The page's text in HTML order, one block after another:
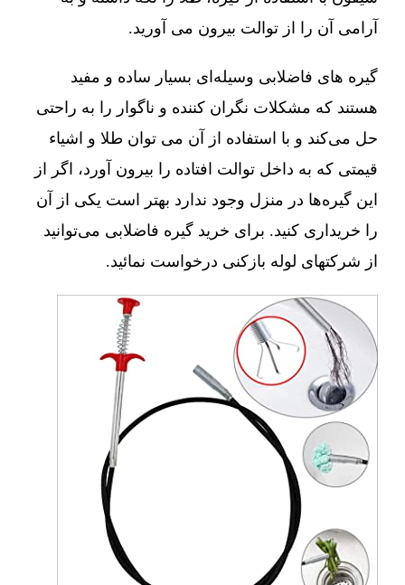
آرامی آن را از توالت بیرون می آورید.
گیره های فاضلابی وسیله‌ای بسیار ساده و مفید
هستند که مشکلات نگران کننده و ناگوار را به راحتی
حل می‌کند و با استفاده از آن می توان طلا و اشیاء
قیمتی که به داخل توالت افتاده را بیرون آورد، اگر از
این گیره‌ها در منزل وجود ندارد بهتر است یکی از آن
را خریداری کنید. برای خرید گیره فاضلابی می‌توانید
از شرکتهای لوله بازکنی درخواست نمائید.